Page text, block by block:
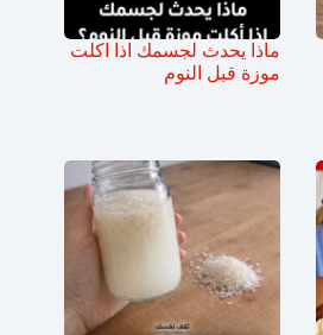
ماذا يحدث لجسمك اذا اكلت
موزة قبل النوم